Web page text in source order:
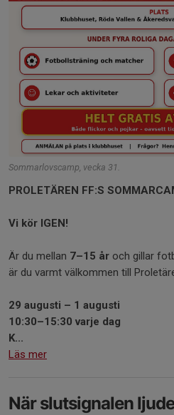
Sommarlovscamp, vecka 31.
PROLETÄREN FF:S
Vi kör IGEN!
Är du mellan 7–15 år och gillar
är du varmt välkommen till
29 augusti – 1 augusti
10:30–15:30 varje dag
K...
Läs mer
När slutsignalen